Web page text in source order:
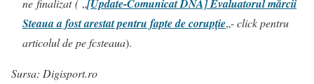
ne finalizat ( „[Update-Comunicat DNA] Evaluatorul mărcii
Steaua a fost arestat pentru fapte de corupţie„-click pentru
articolul de pe fcsteaua).
Sursa: Digisport.ro